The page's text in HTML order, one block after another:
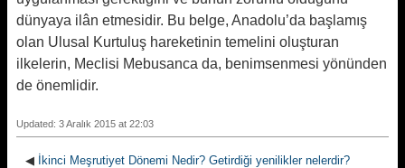
dünyaya ilân etmesidir. Bu belge, Anadolu’da başlamış
olan Ulusal Kurtuluş hareketinin temelini oluşturan
ilkelerin, Meclisi Mebusanca da, benimsenmesi yönünden
de önemlidir.
Updated: 3 Aralık 2015 at 22:03
◀
İkinci Meşrutiyet Dönemi Nedir? Getirdiği yenilikler nelerdir?